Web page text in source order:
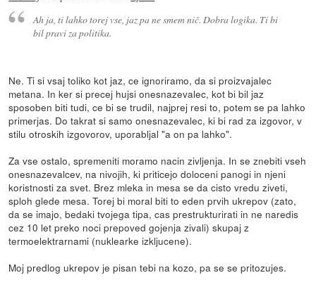
Ah ja, ti lahko torej vse, jaz pa ne smem nič. Dobra logika. Ti bi
bil pravi za politika.
Ne. Ti si vsaj toliko kot jaz, ce ignoriramo, da si proizvajalec
metana. In ker si precej hujsi onesnazevalec, kot bi bil jaz
sposoben biti tudi, ce bi se trudil, najprej resi to, potem se pa lahko
primerjas. Do takrat si samo onesnazevalec, ki bi rad za izgovor, v
stilu otroskih izgovorov, uporabljal "a on pa lahko".
Za vse ostalo, spremeniti moramo nacin zivljenja. In se znebiti vseh
onesnazevalcev, na nivojih, ki priticejo doloceni panogi in njeni
koristnosti za svet. Brez mleka in mesa se da cisto vredu ziveti,
sploh glede mesa. Torej bi moral biti to eden prvih ukrepov (zato,
da se imajo, bedaki tvojega tipa, cas prestrukturirati in ne naredis
cez 10 let preko noci prepoved gojenja zivali) skupaj z
termoelektrarnami (nuklearke izkljucene).
Moj predlog ukrepov je pisan tebi na kozo, pa se se pritozujes.